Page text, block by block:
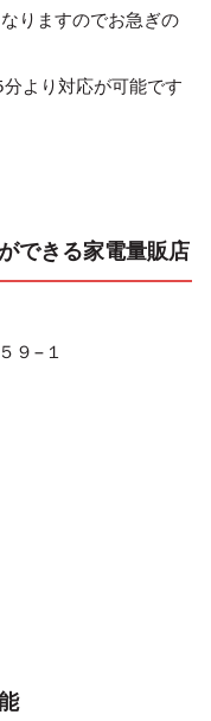
りますのでお急ぎの
より対応が可能です
できる家電量販店
９−１